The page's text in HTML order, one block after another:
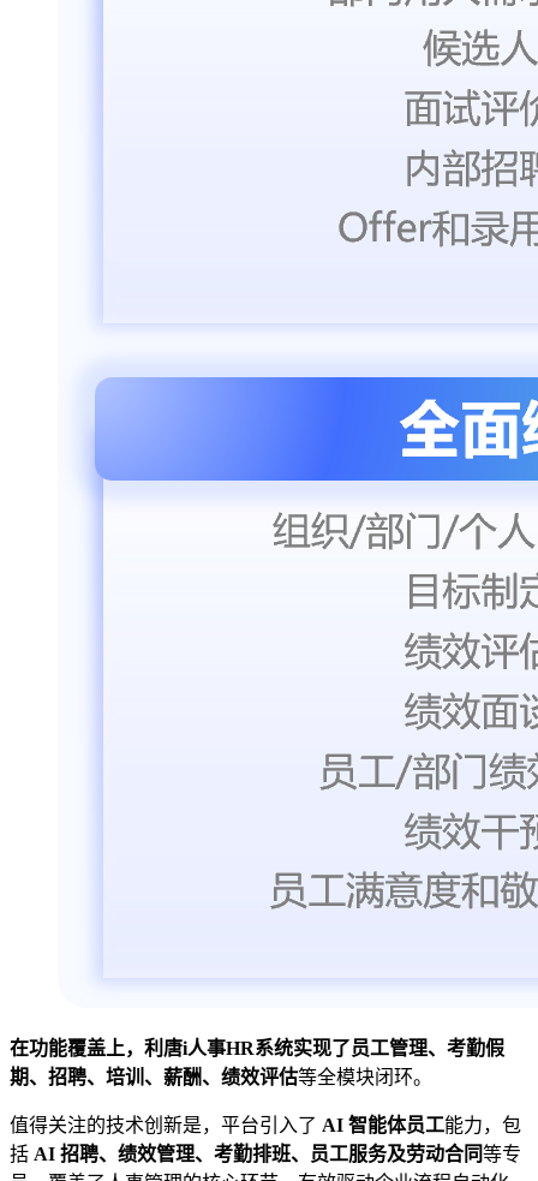
在功能覆盖上，利唐i人事HR系统实现了员工管理、考勤假
期、招聘、培训、薪酬、绩效评估等全模块闭环。
值得关注的技术创新是，平台引入了 AI 智能体员工能力，包
括 AI 招聘、绩效管理、考勤排班、员工服务及劳动合同等专